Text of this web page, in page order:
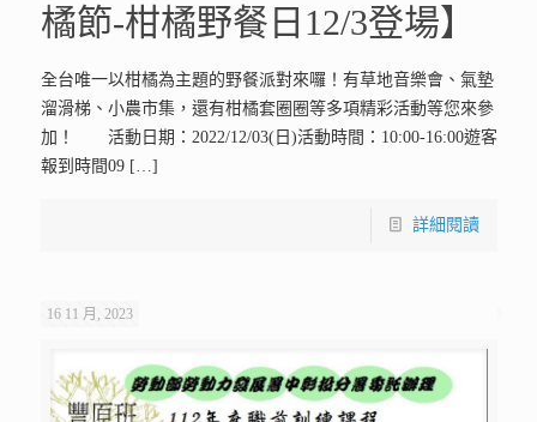
橘節-柑橘野餐日12/3登場】
全台唯一以柑橘為主題的野餐派對來囉！有草地音樂會、氣墊
溜滑梯、小農市集，還有柑橘套圈圈等多項精彩活動等您來參
加！ 活動日期：2022/12/03(日)活動時間：10:00-16:00遊客
報到時間09[…]
詳細閱讀
16 11 月, 2023